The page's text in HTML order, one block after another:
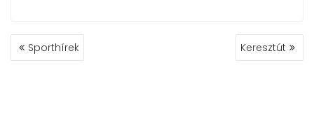
BEJEGYZÉS
NAVIGÁCIÓ
Sporthírek Keresztút